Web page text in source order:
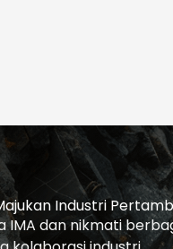
Industri
IMA dan nikmati